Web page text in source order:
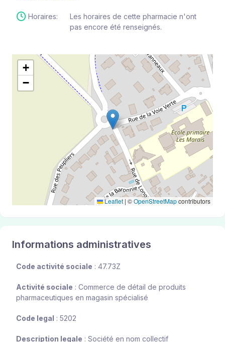
Horaires:
Les horaires de cette pharmacie n'ont
pas encore été renseignés.
+
−
Leaflet | ©OpenStreetMapcontributors
Informations administratives
Code activité sociale : 47.73Z
Activité sociale : Commerce de détail de produits
pharmaceutiques en magasin spécialisé
Code legal : 5202
Description legale : Société en nom collectif